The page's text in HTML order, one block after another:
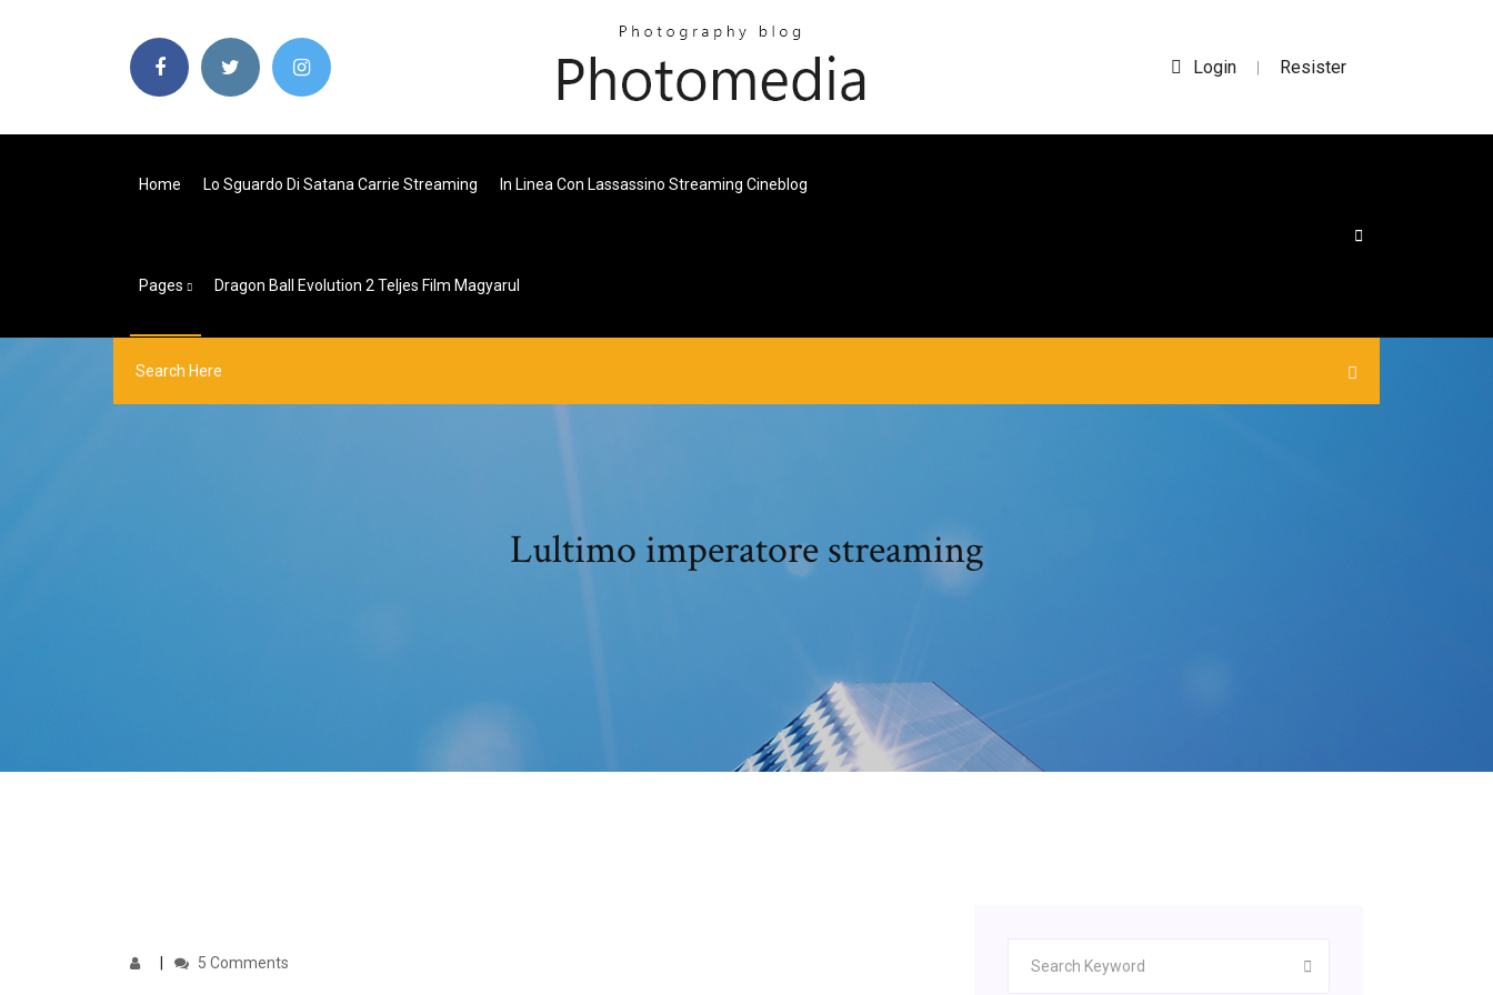
Login | Resister
Home Lo Sguardo Di Satana Carrie Streaming In Linea Con Lassassino Streaming Cineblog
Pages Dragon Ball Evolution 2 Teljes Film Magyarul
Lultimo imperatore streaming
5 Comments